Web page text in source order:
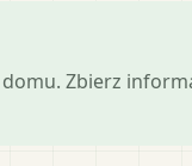
Zbierz